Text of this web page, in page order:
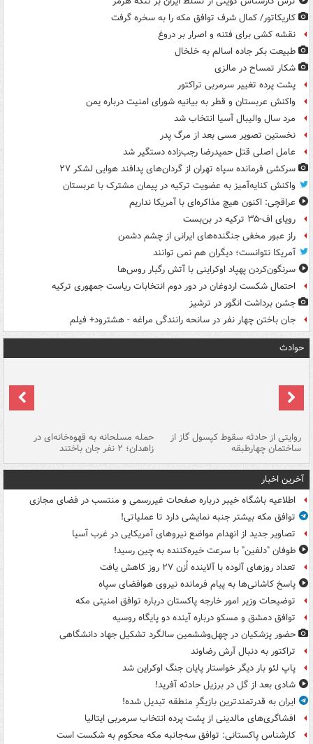
کاریکاتور/ کمال شرف توافق مکه را به سخره گرفت
نقشه کشی برای فتنه و اصرار بر دروغ
طبیعت بکر جاده اسالم به خلخال
شکار تمساح در مالزی
پشت پرده تغییر سرمربی تراکتور
واکنش عربستان و قطر به بیانیه شورای امنیت درباره یمن
مرد سال والیبال آسیا انتخاب شد
نخستین تصویر مسی بعد از مرگ پدر
عامل اصلی قتل حمیدرضا رجب‌زاده دستگیر شد
سرکشی فرمانده سپاه تهران از گردان‌های پدافند هوایی لشکر ۲۷
واکنش کنایه‌آمیز به عضویت ترکیه در پیمان مشترک با عربستان
عراقچی: اکنون هیچ مذاکره‌ای با آمریکا نداریم
رویای اف-۳۵ ترکیه در بن‌بست
راز عبور مخفی جنگنده‌های ایرانی از چشم دشمن
آمریکا نتوانست؛ دیگران هم نمی توانند
سرنگون‌کردن پهپاد اوکراینی با آتش رگبار روس‌ها
احتمال شکست اردوغان در دور دوم انتخابات ریاست جمهوری ترکیه
جشن برداشت انگور در ترشیز
جان باختن چهار نفر در سانحه رانندگی مراغه - هشترود+ فیلم
حوادث
روایتی از حادثه سقوط کپسول گاز از
ساختمان چهارطبقه
حمله مسلحانه به قهوه‌خانه‌ای در
زاهدان؛ ۲ نفر جان باختند
آخرین اخبار
اطلاعیه باشگاه خیبر درباره صفحات غیررسمی و منتسب در فضای مجازی
توافق مکه بیشتر جنبه نمایشی دارد تا عملیاتی!
تصاویر جدید از انهدام مواضع نیروهای آمریکایی در غرب آسیا
طوفان "دلفین" با سرعت خیره‌کننده به چین رسید!
تعداد روزهای آلوده با آلاینده اُزن ۲۷ روز کاهش یافت
پاسخ کاشانی‌ها به پیام فرمانده نیروی هوافضای سپاه
توضیحات وزیر امور خارجه پاکستان درباره توافق امنیتی مکه
توافق دمشق و مسکو درباره آینده دو پایگاه روسیه
حضور پزشکیان در چهل‌وششمین سالگرد تشکیل جهاد دانشگاهی
تراکتور به دنبال آرش رضاوند
پاپ لئو بار دیگر خواستار پایان جنگ اوکراین شد
شادی بعد از گل در برزیل حادثه آفرید!
ایران به قدرتمندترین بازیگرِ منطقه تبدیل شده!
افشاگری‌های مالدینی از پشت پرده انتخاب سرمربی ایتالیا
کارشناس پاکستانی: توافق سه‌جانبه مکه محکوم به شکست است